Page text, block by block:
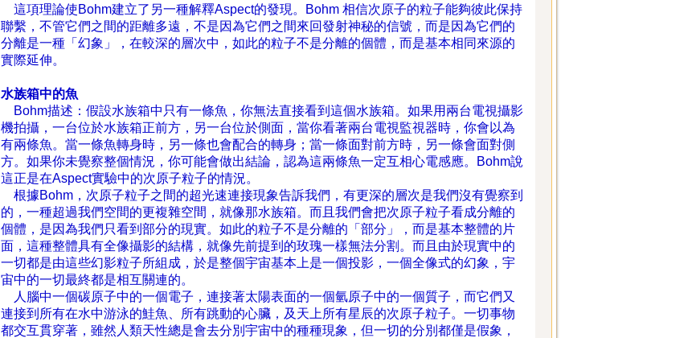
這項理論使Bohm建立了另一種解釋Aspect的發現。Bohm 相信次原子的粒子能夠彼此保持
聯繫，不管它們之間的距離多遠，不是因為它們之間來回發射神秘的信號，而是因為它們的
分離是一種「幻象」，在較深的層次中，如此的粒子不是分離的個體，而是基本相同來源的
實際延伸。
水族箱中的魚
Bohm描述：假設水族箱中只有一條魚，你無法直接看到這個水族箱。如果用兩台電視攝影
機拍攝，一台位於水族箱正前方，另一台位於側面，當你看著兩台電視監視器時，你會以為
有兩條魚。當一條魚轉身時，另一條也會配合的轉身；當一條面對前方時，另一條會面對側
方。如果你未覺察整個情況，你可能會做出結論，認為這兩條魚一定互相心電感應。Bohm說
這正是在Aspect實驗中的次原子粒子的情況。
根據Bohm，次原子粒子之間的超光速連接現象告訴我們，有更深的層次是我們沒有覺察到
的，一種超過我們空間的更複雜空間，就像那水族箱。而且我們會把次原子粒子看成分離的
個體，是因為我們只看到部分的現實。如此的粒子不是分離的「部分」，而是基本整體的片
面，這種整體具有全像攝影的結構，就像先前提到的玫瑰一樣無法分割。而且由於現實中的
一切都是由這些幻影粒子所組成，於是整個宇宙基本上是一個投影，一個全像式的幻象，宇
宙中的一切最終都是相互關連的。
人腦中一個碳原子中的一個電子，連接著太陽表面的一個氫原子中的一個質子，而它們又
連接到所有在水中游泳的鮭魚、所有跳動的心臟，及天上所有星辰的次原子粒子。一切事物
都交互貫穿著，雖然人類天性總是會去分別宇宙中的種種現象，但一切的分別都僅是假象，